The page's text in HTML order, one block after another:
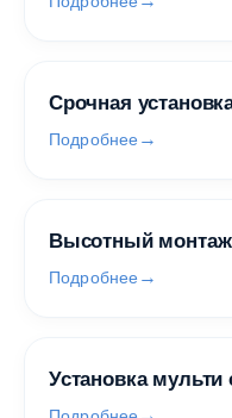
Срочная
Подробнее
Высотный
Подробнее
Установка мульти